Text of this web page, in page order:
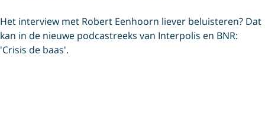
Het interview met Robert Eenhoorn liever beluisteren? Dat
kan in de nieuwe podcastreeks van Interpolis en BNR:
'Crisis de baas'.